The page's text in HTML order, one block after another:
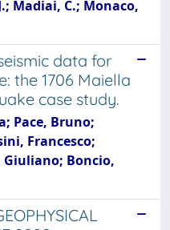
Madiai, C.; Monaco,
data for
the 1706 Maiella
case study.
Pace, Bruno;
Francesco;
Boncio,